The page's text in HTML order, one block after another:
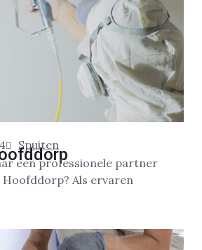
Spuiten
een professionele partner
Als ervaren